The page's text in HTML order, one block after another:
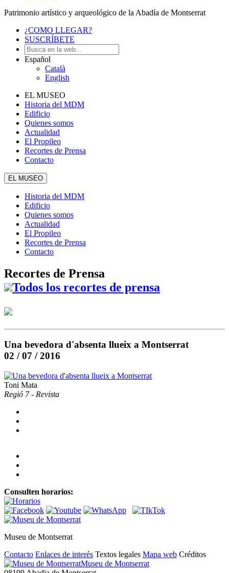
Patrimonio artístico y arqueológico de la Abadía de Montserrat
¿COMO LLEGAR?
SUSCRÍBETE
Español
Català
English
EL MUSEO
Historia del MDM
Edificio
Quienes somos
Actualidad
El Propileo
Recortes de Prensa
Contacto
EL MUSEO
Historia del MDM
Edificio
Quienes somos
Actualidad
El Propileo
Recortes de Prensa
Contacto
Recortes de Prensa
Todos los recortes de prensa
Una bevedora d'absenta llueix a Montserrat
02 / 07 / 2016
Toni Mata
Regió 7 - Revista
Consulten horarios:
Museu de Montserrat
Contacto Enlaces de interés Textos legales Mapa web Créditos
Museu de Montserrat